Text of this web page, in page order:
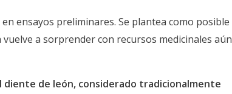
ensayos preliminares. Se plantea como posible
a sorprender con recursos medicinales aún
diente de león, considerado tradicionalmente